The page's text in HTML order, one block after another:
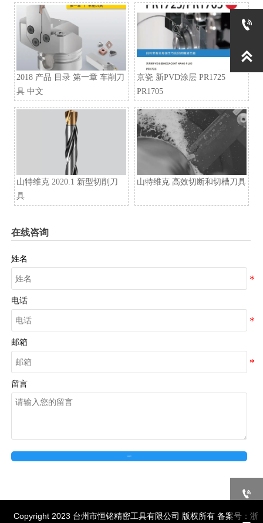
2018 产品 目录 第一章 车削刀
具 中文
京瓷 新PVD涂层 PR1725
PR1705
山特维克 2020.1 新型切削刀
具
山特维克 高效切断和切槽刀具
在线咨询
姓名
电话
邮箱
留言
Copyright 2023 台州市恒铭精密工具有限公司 版权所有 备案号： 浙


